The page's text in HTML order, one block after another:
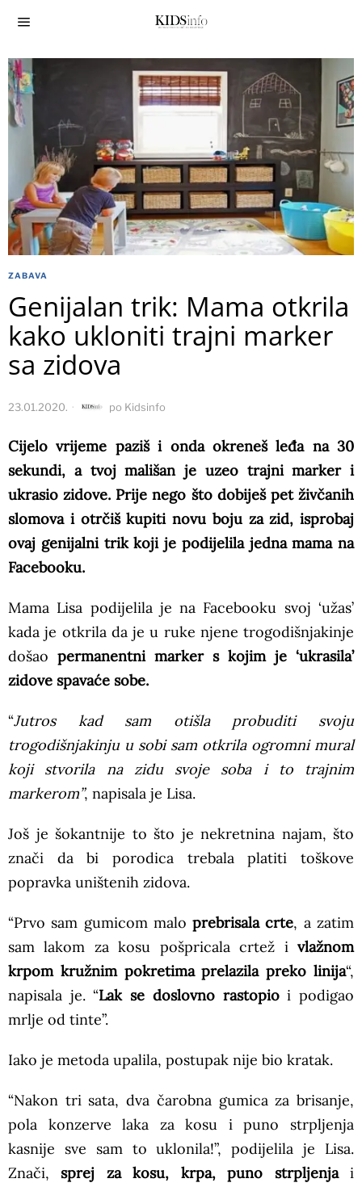
ZABAVA
Genijalan trik: Mama otkrila
kako ukloniti trajni marker
sa zidova
23.01.2020. po Kidsinfo
Cijelo vrijeme paziš i onda okreneš leđa na 30
sekundi, a tvoj mališan je uzeo trajni marker i
ukrasio zidove. Prije nego što dobiješ pet živčanih
slomova i otrčiš kupiti novu boju za zid, isprobaj
ovaj genijalni trik koji je podijelila jedna mama na
Facebooku.
Mama Lisa podijelila je na Facebooku svoj ‘užas’
kada je otkrila da je u ruke njene trogodišnjakinje
došao permanentni marker s kojim je ‘ukrasila’
zidove spavaće sobe.
“Jutros kad sam otišla probuditi svoju
trogodišnjakinju u sobi sam otkrila ogromni mural
koji stvorila na zidu svoje soba i to trajnim
markerom”, napisala je Lisa.
Još je šokantnije to što je nekretnina najam, što
znači da bi porodica trebala platiti toškove
popravka uništenih zidova.
“Prvo sam gumicom maloprebrisala crte, a zatim
sam lakom za kosu pošpricala crtež i vlažnom
krpom kružnim pokretima prelazila preko linija“,
napisala je. “Lak se doslovno rastopioi podigao
mrlje od tinte”.
Iako je metoda upalila, postupak nije bio kratak.
“Nakon tri sata, dva čarobna gumica za brisanje,
pola konzerve laka za kosu i puno strpljenja
kasnije sve sam to uklonila!”, podijelila je Lisa.
Znači, sprej za kosu, krpa, puno strpljenjai